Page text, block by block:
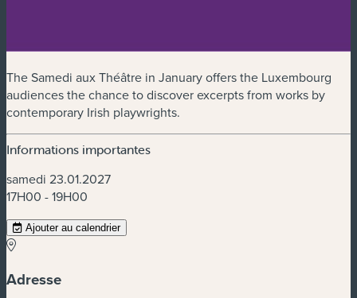
The Samedi aux Théâtre in January offers the Luxembourg
audiences the chance to discover excerpts from works by
contemporary Irish playwrights.
Informations importantes
samedi 23.01.2027
17H00 - 19H00
Ajouter au calendrier
Adresse